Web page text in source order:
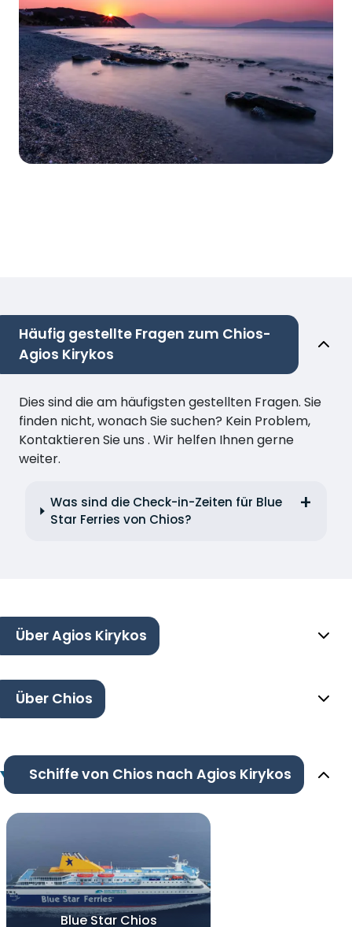
Häufig gestellte Fragen zum Chios-
Agios Kirykos
Dies sind die am häufigsten gestellten Fragen. Sie
finden nicht, wonach Sie suchen? Kein Problem,
Kontaktieren Sie uns . Wir helfen Ihnen gerne
weiter.
Was sind die Check-in-Zeiten für Blue
Star Ferries von Chios?
Über Agios Kirykos
Über Chios
Schiffe von Chios nach Agios Kirykos
Blue Star Chios